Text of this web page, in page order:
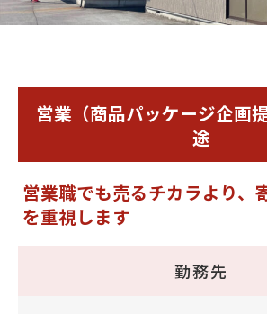
営業（商品パッケージ企画
途
営業職でも売るチカラより、
を重視します
勤務先